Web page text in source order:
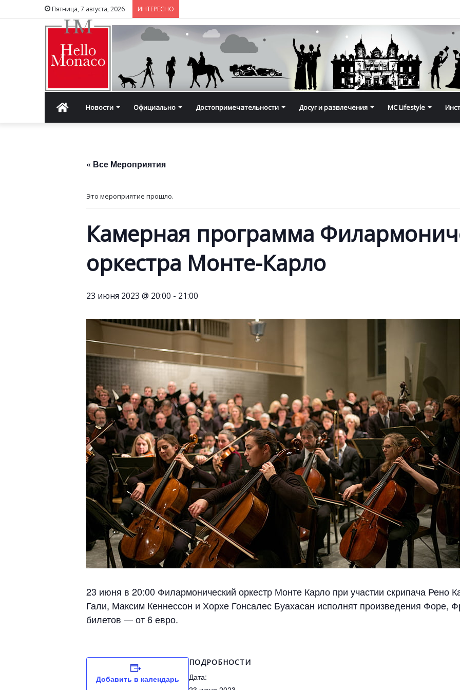
Пятница, 7 августа, 2026 ИНТЕРЕСНО
ГлавнаяНовости Официально Достопримечательности Досуг и развлечения MC Lifestyle
« Все Мероприятия
Это мероприятие прошло.
Камерная программа
оркестра Монте-Карло
23 июня 2023 @ 20:00 - 21:00
23 июня в 20:00 Филармонический оркестр Монте Карло при участии скрипача Рено
Гали, Максим Кеннессон и Хорхе Гонсалес Буахасан исполнят произведения Форе,
билетов — от 6 евро.
Добавить в календарь
ПОДРОБНОСТИ
Дата: